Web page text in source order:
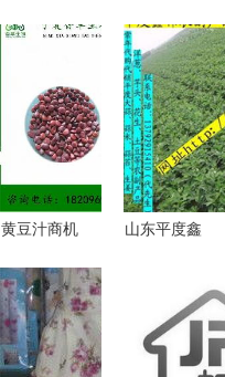
黄豆汁商机
与农副产品
市场趋势全
解析
山东平度鑫
购销处 花
生品质与市
场的桥梁